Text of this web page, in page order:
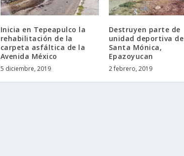
Inicia en Tepeapulco la
rehabilitación de la
carpeta asfáltica de la
Avenida México
5 diciembre, 2019
Destruyen parte de
unidad deportiva de
Santa Mónica,
Epazoyucan
2 febrero, 2019